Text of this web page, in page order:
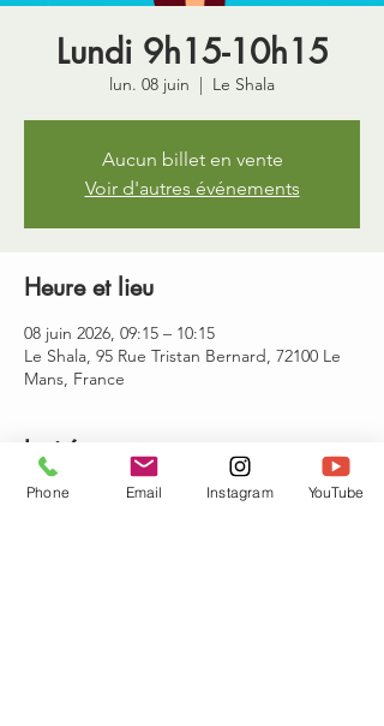
Lundi 9h15-10h15
lun. 08 juin
  |
Le Shala
Aucun billet en vente
Voir d'autres événements
Heure et lieu
08 juin 2026, 09:15 – 10:15
Le Shala, 95 Rue Tristan Bernard, 72100 Le
Mans, France
Invités
Phone Email Instagram YouTube